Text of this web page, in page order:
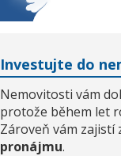
Investujte do
Nemovitosti vám
protože během let
Zároveň vám zajistí
pronájmu.